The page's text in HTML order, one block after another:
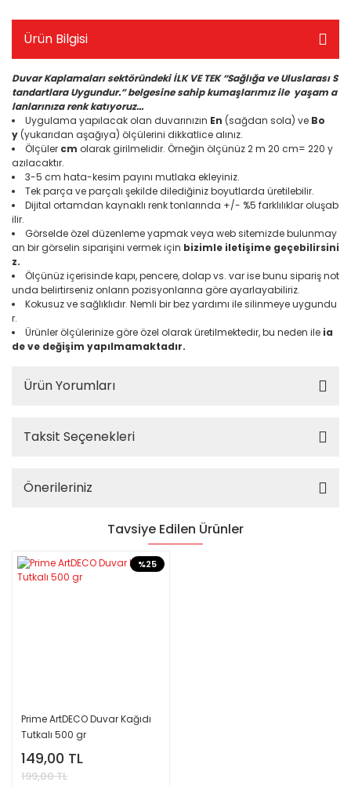
Ürün Bilgisi
Duvar Kaplamaları sektöründeki İLK VE TEK “Sağlığa ve Uluslarası S
tandartlara Uygundur.” belgesine sahip kumaşlarımız ile yaşam a
lanlarınıza renk katıyoruz...
Uygulama yapılacak olan duvarınızın En (sağdan sola) ve Bo
y (yukarıdan aşağıya) ölçülerini dikkatlice alınız.
Ölçüler cm olarak girilmelidir. Örneğin ölçünüz 2 m 20 cm= 220 y
azılacaktır.
3-5 cm hata-kesim payını mutlaka ekleyiniz.
Tek parça ve parçalı şekilde dilediğiniz boyutlarda üretilebilir.
Dijital ortamdan kaynaklı renk tonlarında +/- %5 farklılıklar oluşab
ilir.
Görselde özel düzenleme yapmak veya web sitemizde bulunmay
an bir görselin siparişini vermek için bizimle iletişime geçebilirsini
z.
Ölçünüz içerisinde kapı, pencere, dolap vs. var ise bunu sipariş not
unda belirtirseniz onların pozisyonlarına göre ayarlayabiliriz.
Kokusuz ve sağlıklıdır. Nemli bir bez yardımı ile silinmeye uygundu
r.
Ürünler ölçülerinize göre özel olarak üretilmektedir, bu neden ile ia
de ve değişim yapılmamaktadır.
Ürün Yorumları
Taksit Seçenekleri
Önerileriniz
Tavsiye Edilen Ürünler
%25
Prime ArtDECO Duvar Kağıdı
Tutkalı 500 gr
149,00 TL
199,00 TL